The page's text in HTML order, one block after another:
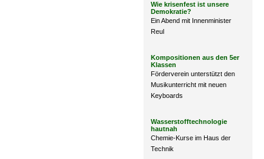
Wie krisenfest ist unsere
Demokratie?
Ein Abend mit Innenminister
Reul
Kompositionen aus den 5er
Klassen
Förderverein unterstützt den
Musikunterricht mit neuen
Keyboards
Wasserstofftechnologie
hautnah
Chemie-Kurse im Haus der
Technik